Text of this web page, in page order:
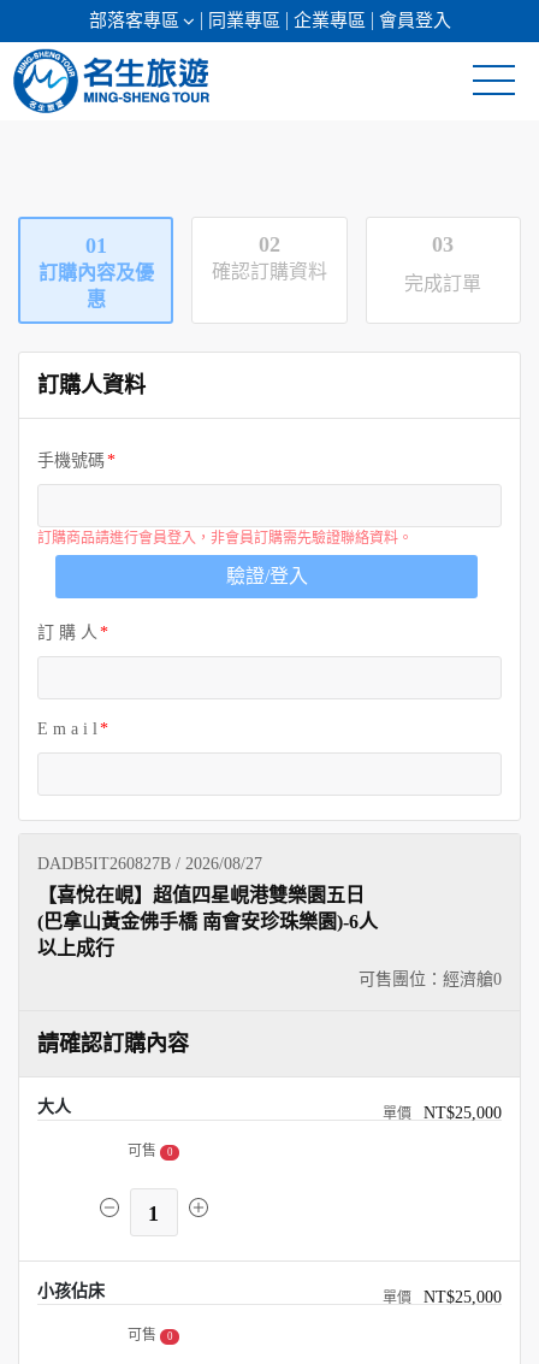
部落客專區 同業專區 企業專區 會員登入
日本專館
郵輪假期
海島假期
韓國
東南亞
01
訂購內容及優
惠
02
確認訂購資料
03
完成訂單
訂購人資料
手機號碼
訂購商品請進行會員登入，非會員訂購需先驗證聯絡資料。
驗證/登入
訂 購 人
E m a i l
DADB5IT260827B / 2026/08/27
可售團位：經濟艙0
【喜悅在峴】超值四星峴港雙樂園五日
(巴拿山黃金佛手橋 南會安珍珠樂園)-6人
以上成行
請確認訂購內容
大人 NT$25,000
可售 0
1
小孩佔床 NT$25,000
可售 0